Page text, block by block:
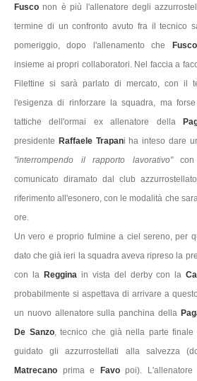
Fusconon è più l'allenatore degli
termine di un confronto avuto fra il tecnico
pomeriggio, dopo l'allenamento che
insieme ai propri collaboratori. Nel faccia a
Filettine si sarà parlato di mercato, con il
l'esigenza di rinforzare la squadra, ma
tattiche dell'ormai ex allenatore della
presidente Raffaele Trapani ha inteso dare
"interrompendo il rapporto lavorativo"con
comunicato diramato dal club
riferimento all'esonero, con le modalità che
ore.
Un vero e proprio fulmine a ciel sereno, per
dato che già ieri la squadra aveva ripreso la
con la Reggina in vista del derby con la
probabilmente si aspettava di arrivare a
un nuovo allenatore sulla panchina della
De Sanzo, tecnico che già nella parte
guidato gli azzurrostellati alla salvezza
Matrecano prima e Favopoi).